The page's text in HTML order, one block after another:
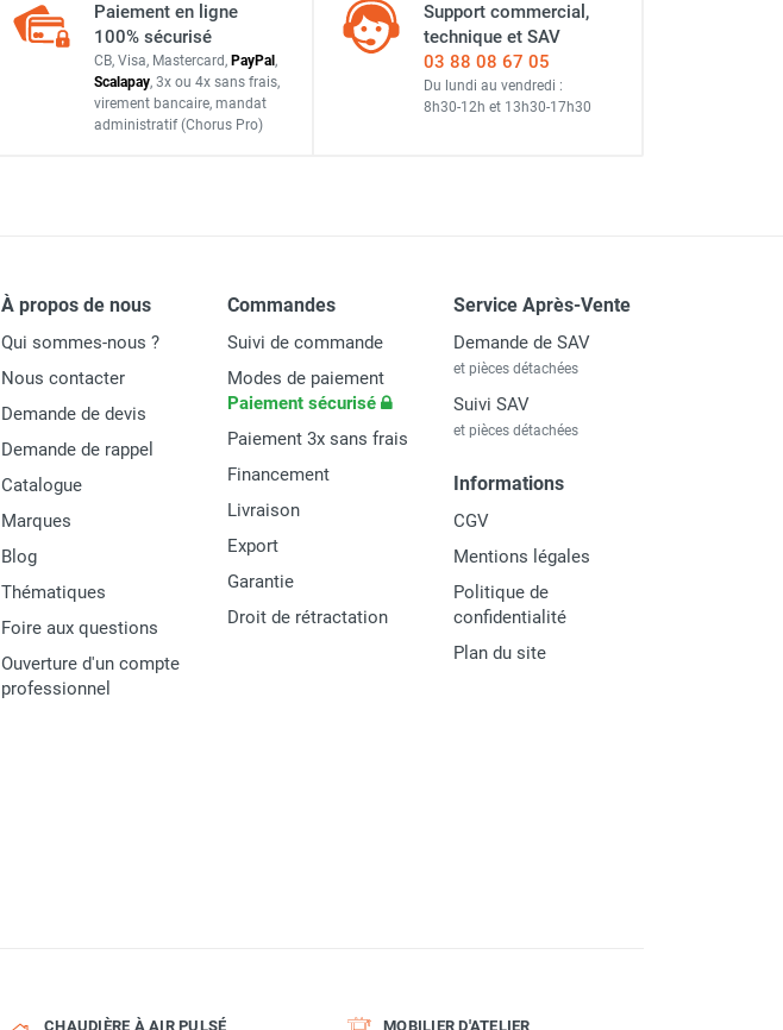
Paiement en ligne
100% sécurisé
CB, Visa, Mastercard, PayPal ,
Scalapay, 3x ou 4x sans frais,
virement bancaire, mandat
administratif (Chorus Pro)
Support commercial,
technique et SAV
03 88 08 67 05
Du lundi au vendredi :
8h30-12h et 13h30-17h30
À propos de nous
Qui sommes-nous ?
Nous contacter
Demande de devis
Demande de rappel
Catalogue
Marques
Blog
Thématiques
Foire aux questions
Ouverture d'un compte
professionnel
Commandes
Suivi de commande
Modes de paiement
Paiement sécurisé
Paiement 3x sans frais
Financement
Livraison
Export
Garantie
Droit de rétractation
Service Après-Vente
Demande de SAV
et pièces détachées
Suivi SAV
et pièces détachées
Informations
CGV
Mentions légales
Politique de
confidentialité
Plan du site
CHAUDIÈRE À AIR PULSÉ
MOBILIER D'ATELIER